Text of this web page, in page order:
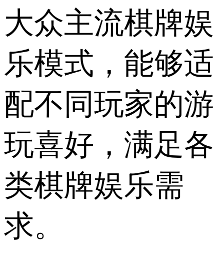
大众主流棋牌娱
乐模式，能够适
配不同玩家的游
玩喜好，满足各
类棋牌娱乐需
求。